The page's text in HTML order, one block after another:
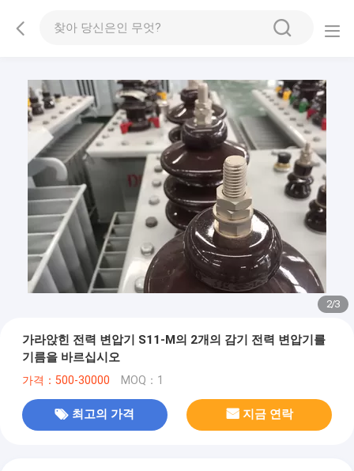
2/3
가라앉힌 전력 변압기 S11-M의 2개의 감기 전력 변압기를
기름을 바르십시오
가격：500-30000 MOQ：1
최고의 가격 지금 연락